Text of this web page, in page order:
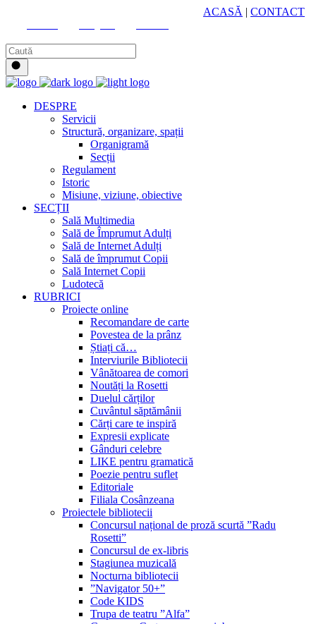
ACASĂ | CONTACT
DESPRE
Servicii
Structură, organizare, spații
Organigramă
Secții
Regulament
Istoric
Misiune, viziune, obiective
SECȚII
Sală Multimedia
Sală de Împrumut Adulți
Sală de Internet Adulți
Sală de împrumut Copii
Sală Internet Copii
Ludotecă
RUBRICI
Proiecte online
Recomandare de carte
Povestea de la prânz
Știați că…
Interviurile Bibliotecii
Vânătoarea de comori
Noutăți la Rosetti
Duelul cărților
Cuvântul săptămânii
Cărți care te inspiră
Expresii explicate
Gânduri celebre
LIKE pentru gramatică
Poezie pentru suflet
Editoriale
Filiala Cosânzeana
Proiectele bibliotecii
Concursul național de proză scurtă ”Radu
Rosetti”
Concursul de ex-libris
Stagiunea muzicală
Nocturna bibliotecii
”Navigator 50+”
Code KIDS
Trupa de teatru ”Alfa”